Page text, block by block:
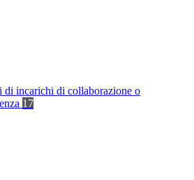
di incarichi di collaborazione o
17